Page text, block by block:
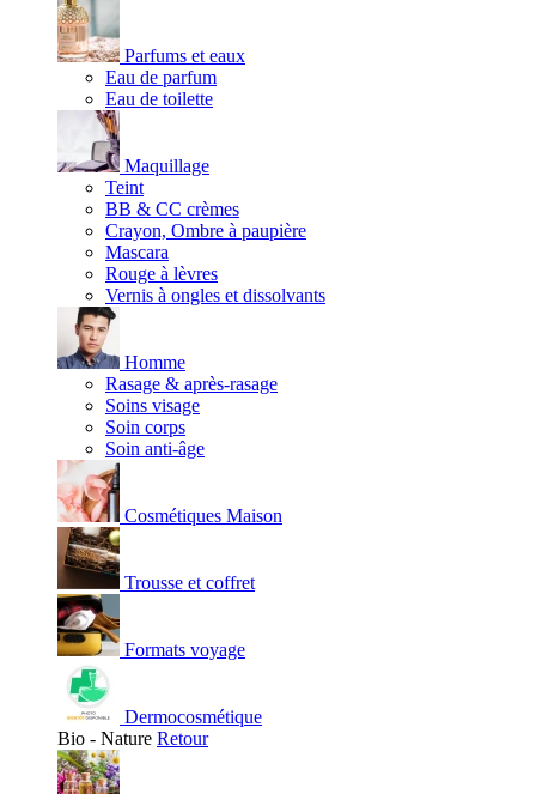
Parfums et eaux
Eau de parfum
Eau de toilette
Maquillage
Teint
BB & CC crèmes
Crayon, Ombre à paupière
Mascara
Rouge à lèvres
Vernis à ongles et dissolvants
Homme
Rasage & après-rasage
Soins visage
Soin corps
Soin anti-âge
Cosmétiques Maison
Trousse et coffret
Formats voyage
Dermocosmétique
Bio - Nature Retour